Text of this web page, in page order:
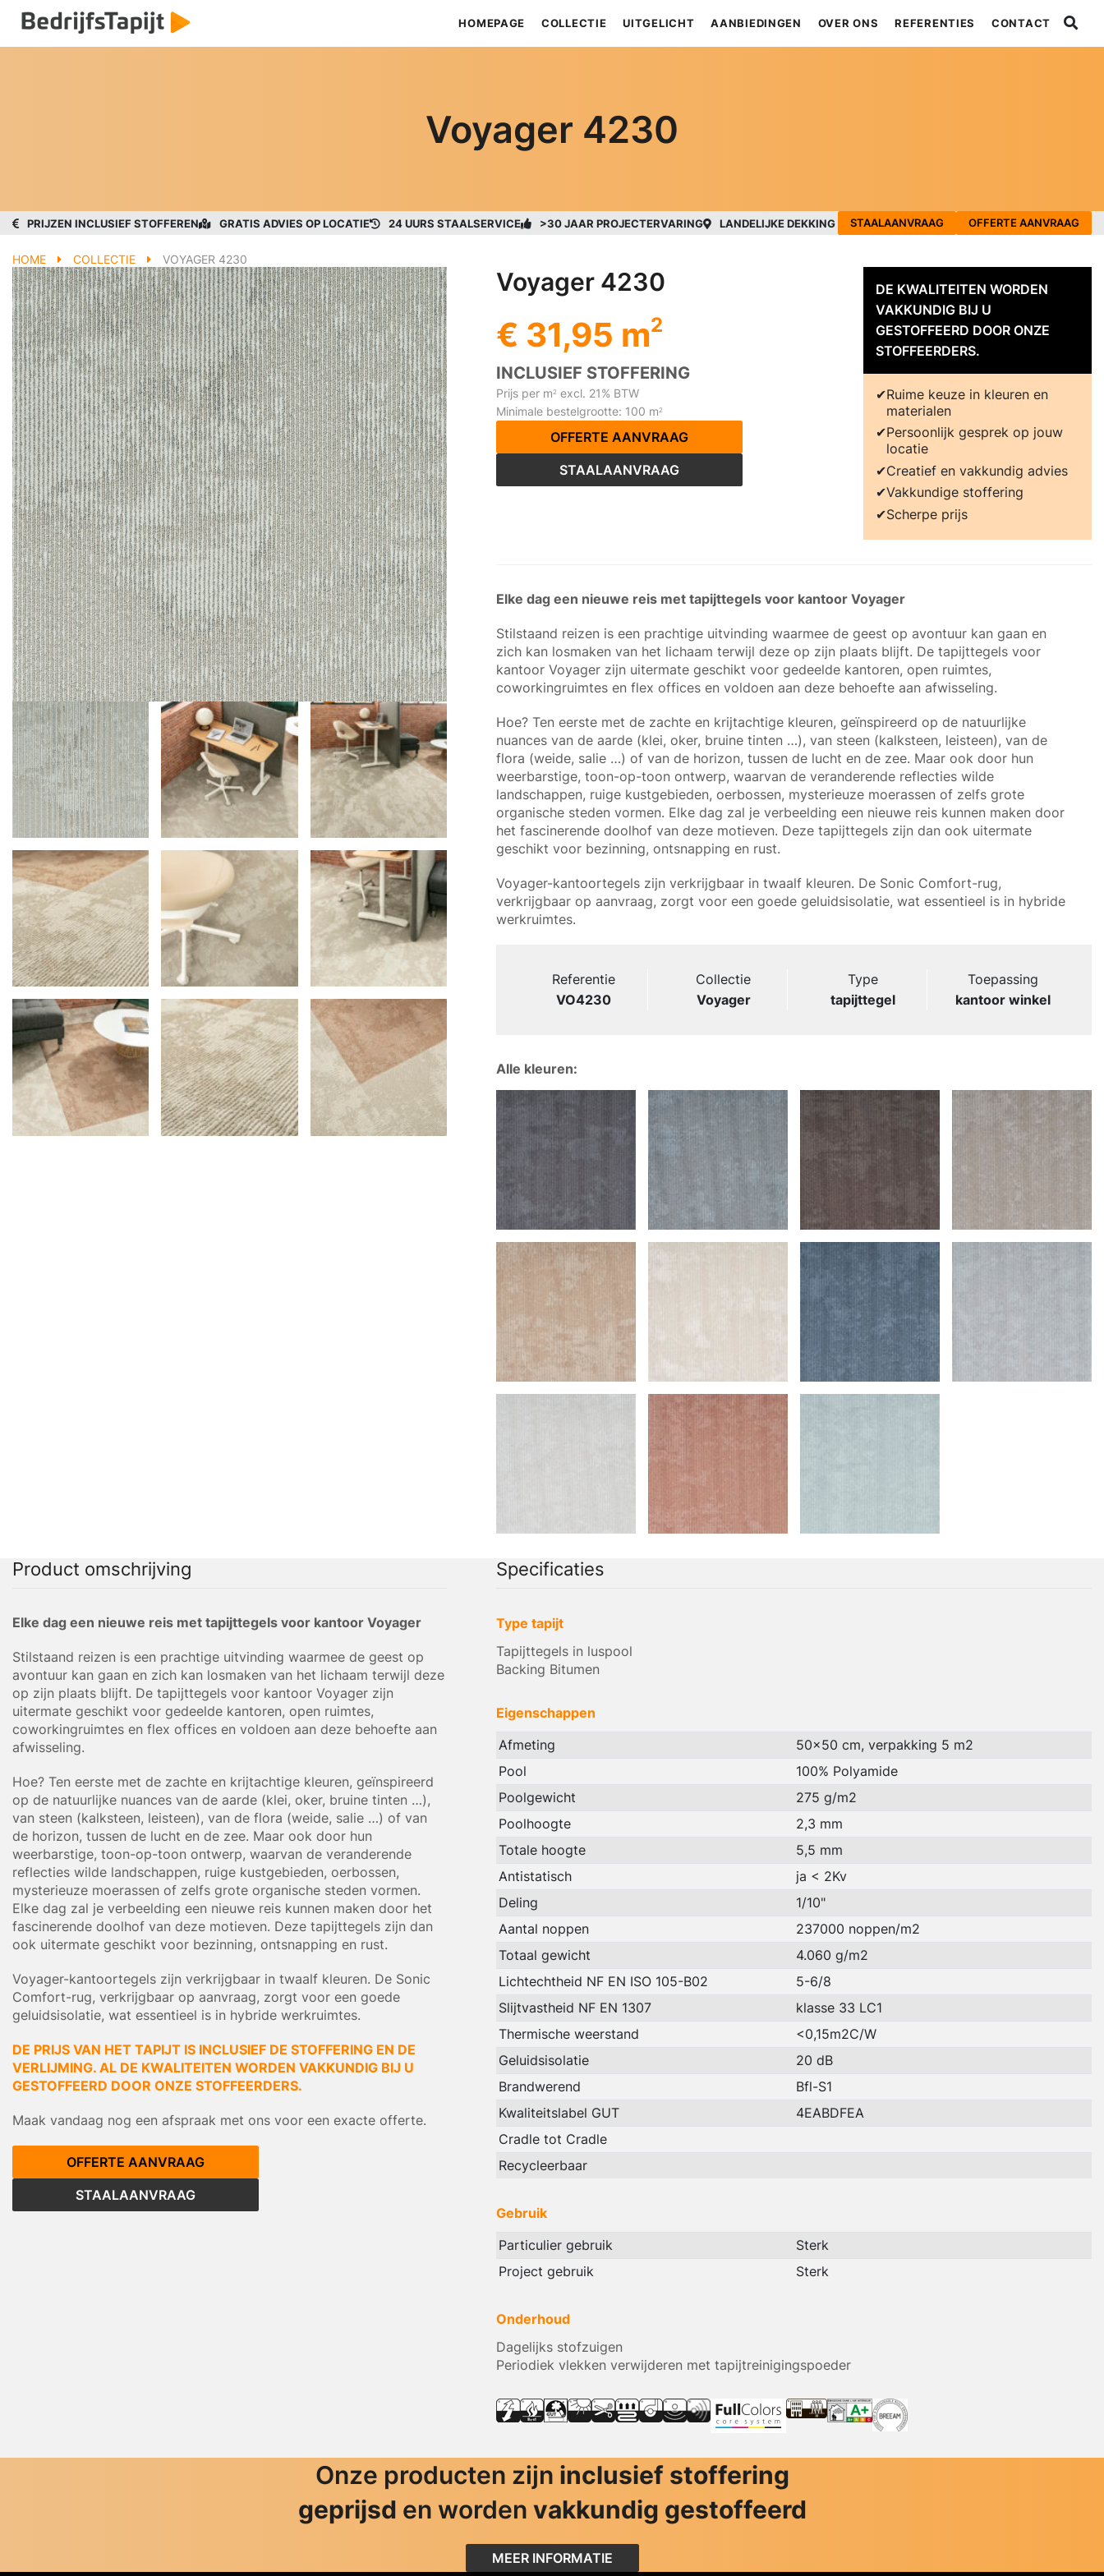
HOMEPAGE COLLECTIE UITGELICHT AANBIEDINGEN OVER ONS REFERENTIES CONTACT
Voyager 4230
PRIJZEN INCLUSIEF STOFFEREN GRATIS ADVIES OP LOCATIE 24 UURS STAALSERVICE >30 JAAR PROJECTERVARING LANDELIJKE DEKKING STAALAANVRAAG OFFERTE AANVRAAG
HOME COLLECTIE VOYAGER 4230
Voyager 4230
€ 31,95 m2
INCLUSIEF STOFFERING
Prijs per m2 excl. 21% BTW
Minimale bestelgrootte: 100 m2
OFFERTE AANVRAAG
STAALAANVRAAG
DE KWALITEITEN WORDEN
VAKKUNDIG BIJ U
GESTOFFEERD DOOR ONZE
STOFFEERDERS.
Ruime keuze in kleuren en
materialen
Persoonlijk gesprek op jouw
locatie
Creatief en vakkundig advies
Vakkundige stoffering
Scherpe prijs
Elke dag een nieuwe reis met tapijttegels voor kantoor Voyager
Stilstaand reizen is een prachtige uitvinding waarmee de geest op avontuur kan gaan en
zich kan losmaken van het lichaam terwijl deze op zijn plaats blijft. De tapijttegels voor
kantoor Voyager zijn uitermate geschikt voor gedeelde kantoren, open ruimtes,
coworkingruimtes en flex offices en voldoen aan deze behoefte aan afwisseling.
Hoe? Ten eerste met de zachte en krijtachtige kleuren, geïnspireerd op de natuurlijke
nuances van de aarde (klei, oker, bruine tinten …), van steen (kalksteen, leisteen), van de
flora (weide, salie …) of van de horizon, tussen de lucht en de zee. Maar ook door hun
weerbarstige, toon-op-toon ontwerp, waarvan de veranderende reflecties wilde
landschappen, ruige kustgebieden, oerbossen, mysterieuze moerassen of zelfs grote
organische steden vormen. Elke dag zal je verbeelding een nieuwe reis kunnen maken door
het fascinerende doolhof van deze motieven. Deze tapijttegels zijn dan ook uitermate
geschikt voor bezinning, ontsnapping en rust.
Voyager-kantoortegels zijn verkrijgbaar in twaalf kleuren. De Sonic Comfort-rug,
verkrijgbaar op aanvraag, zorgt voor een goede geluidsisolatie, wat essentieel is in hybride
werkruimtes.
Referentie
VO4230
Collectie
Voyager
Type
tapijttegel
Toepassing
kantoor winkel
Alle kleuren:
Product omschrijving
Elke dag een nieuwe reis met tapijttegels voor kantoor Voyager
Stilstaand reizen is een prachtige uitvinding waarmee de geest op
avontuur kan gaan en zich kan losmaken van het lichaam terwijl deze
op zijn plaats blijft. De tapijttegels voor kantoor Voyager zijn
uitermate geschikt voor gedeelde kantoren, open ruimtes,
coworkingruimtes en flex offices en voldoen aan deze behoefte aan
afwisseling.
Hoe? Ten eerste met de zachte en krijtachtige kleuren, geïnspireerd
op de natuurlijke nuances van de aarde (klei, oker, bruine tinten …),
van steen (kalksteen, leisteen), van de flora (weide, salie …) of van
de horizon, tussen de lucht en de zee. Maar ook door hun
weerbarstige, toon-op-toon ontwerp, waarvan de veranderende
reflecties wilde landschappen, ruige kustgebieden, oerbossen,
mysterieuze moerassen of zelfs grote organische steden vormen.
Elke dag zal je verbeelding een nieuwe reis kunnen maken door het
fascinerende doolhof van deze motieven. Deze tapijttegels zijn dan
ook uitermate geschikt voor bezinning, ontsnapping en rust.
Voyager-kantoortegels zijn verkrijgbaar in twaalf kleuren. De Sonic
Comfort-rug, verkrijgbaar op aanvraag, zorgt voor een goede
geluidsisolatie, wat essentieel is in hybride werkruimtes.
DE PRIJS VAN HET TAPIJT IS INCLUSIEF DE STOFFERING EN DE
VERLIJMING. AL DE KWALITEITEN WORDEN VAKKUNDIG BIJ U
GESTOFFEERD DOOR ONZE STOFFEERDERS.
Maak vandaag nog een afspraak met ons voor een exacte offerte.
OFFERTE AANVRAAG
STAALAANVRAAG
Specificaties
Type tapijt
Tapijttegels in luspool
Backing Bitumen
Eigenschappen
Afmeting
50x50 cm, verpakking 5 m2
Pool
100% Polyamide
Poolgewicht
275 g/m2
Poolhoogte
2,3 mm
Totale hoogte
5,5 mm
Antistatisch
ja < 2Kv
Deling
1/10"
Aantal noppen
237000 noppen/m2
Totaal gewicht
4.060 g/m2
Lichtechtheid NF EN ISO 105-B02
5-6/8
Slijtvastheid NF EN 1307
klasse 33 LC1
Thermische weerstand
<0,15m2C/W
Geluidsisolatie
20 dB
Brandwerend
Bfl-S1
Kwaliteitslabel GUT
4EABDFEA
Cradle tot Cradle
Recycleerbaar
Gebruik
Particulier gebruik
Sterk
Project gebruik
Sterk
Onderhoud
Dagelijks stofzuigen
Periodiek vlekken verwijderen met tapijtreinigingspoeder
Onze producten zijn inclusief stoffering
geprijsd en worden vakkundig gestoffeerd
MEER INFORMATIE